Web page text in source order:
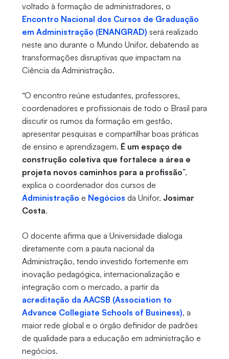
voltado à formação de administradores, o
Encontro Nacional dos Cursos de Graduação
em Administração (ENANGRAD) será realizado
neste ano durante o Mundo Unifor, debatendo as
transformações disruptivas que impactam na
Ciência da Administração.
“O encontro reúne estudantes, professores,
coordenadores e profissionais de todo o Brasil para
discutir os rumos da formação em gestão,
apresentar pesquisas e compartilhar boas práticas
de ensino e aprendizagem. É um espaço de
construção coletiva que fortalece a área e
projeta novos caminhos para a profissão”,
explica o coordenador dos cursos de
Administração e Negócios da Unifor, Josimar
Costa.
O docente afirma que a Universidade dialoga
diretamente com a pauta nacional da
Administração, tendo investido fortemente em
inovação pedagógica, internacionalização e
integração com o mercado, a partir da
acreditação da AACSB (Association to
Advance Collegiate Schools of Business), a
maior rede global e o órgão definidor de padrões
de qualidade para a educação em administração e
negócios.